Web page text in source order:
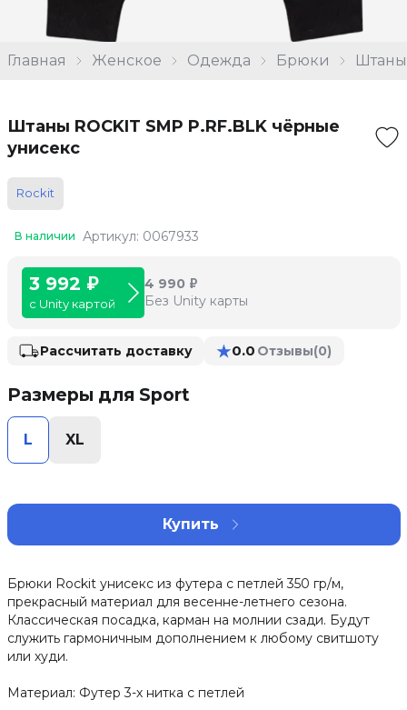
Главная Женское Одежда Брюки Штаны
Штаны ROCKIT SMP P.RF.BLK чёрные
унисекс
Rockit
В наличии Артикул: 0067933
3 992 ₽
с Unity картой
4 990 ₽
Без Unity карты
Рассчитать доставку ★0.0 Отзывы(0)
Размеры для Sport
L XL
Купить
Брюки Rockit унисекс из футера с петлей 350 гр/м,
прекрасный материал для весенне-летнего сезона.
Классическая посадка, карман на молнии сзади. Будут
служить гармоничным дополнением к любому свитшоту
или худи.
Материал: Футер 3-х нитка с петлей